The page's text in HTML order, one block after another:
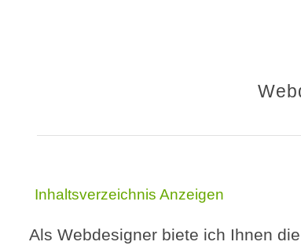
Inhaltsverzeichnis Anzeigen
Als Webdesigner biete ich Ihnen